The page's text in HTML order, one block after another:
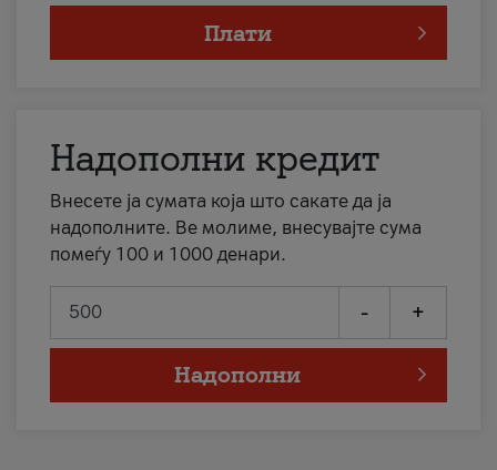
Плати
Надополни кредит
Внесете ја сумата која што сакате да ја
надополните. Ве молиме, внесувајте сума
помеѓу 100 и 1000 денари.
- +
Надополни